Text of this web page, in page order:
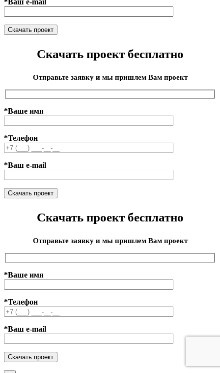
Скачать проект бесплатно
Отправьте заявку и мы пришлем Вам проект
*Ваше имя
*Телефон
*Ваш e-mail
Скачать проект бесплатно
Отправьте заявку и мы пришлем Вам проект
*Ваше имя
*Телефон
*Ваш e-mail